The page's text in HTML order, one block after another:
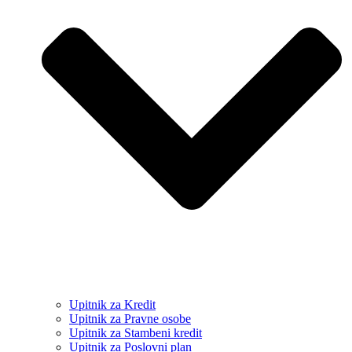
Upitnik za Kredit
Upitnik za Pravne osobe
Upitnik za Stambeni kredit
Upitnik za Poslovni plan